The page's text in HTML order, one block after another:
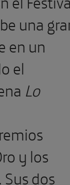
una
en un
el
Lo
y los
dos